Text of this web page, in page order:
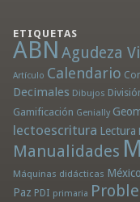
ETIQUETAS
ABN Agudeza
Artículo Calendario
Decimales Dibujos
Gamificación Genially
lectoescritura Lectura
Manualidades
Máquinas didácticas México
Paz PDI primaria